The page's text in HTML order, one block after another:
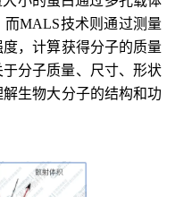
而MALS技术则通过测量
，计算获得分子的质量
于分子质量、尺寸、形状
解生物大分子的结构和功